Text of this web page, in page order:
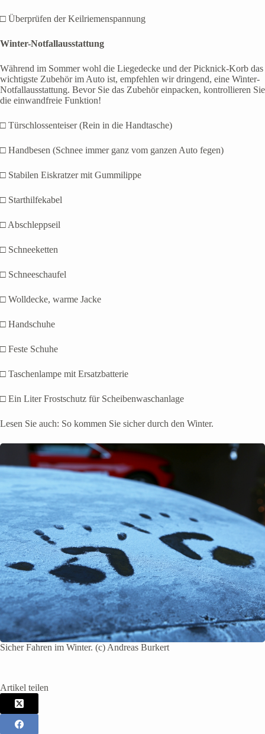
□ Überprüfen der Keilriemenspannung
Winter-Notfallausstattung
Während im Sommer wohl die Liegedecke und der Picknick-Korb das
wichtigste Zubehör im Auto ist, empfehlen wir dringend, eine Winter-
Notfallausstattung. Bevor Sie das Zubehör einpacken, kontrollieren Sie
die einwandfreie Funktion!
□ Türschlossenteiser (Rein in die Handtasche)
□ Handbesen (Schnee immer ganz vom ganzen Auto fegen)
□ Stabilen Eiskratzer mit Gummilippe
□ Starthilfekabel
□ Abschleppseil
□ Schneeketten
□ Schneeschaufel
□ Wolldecke, warme Jacke
□ Handschuhe
□ Feste Schuhe
□ Taschenlampe mit Ersatzbatterie
□ Ein Liter Frostschutz für Scheibenwaschanlage
Lesen Sie auch: So kommen Sie sicher durch den Winter.
Sicher Fahren im Winter. (c) Andreas Burkert
Artikel teilen